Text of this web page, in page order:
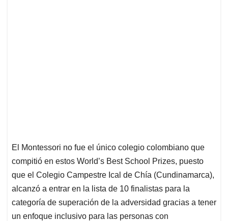
El Montessori no fue el único colegio colombiano que
compitió en estos World’s Best School Prizes, puesto
que el Colegio Campestre Ical de Chía (Cundinamarca),
alcanzó a entrar en la lista de 10 finalistas para la
categoría de superación de la adversidad gracias a tener
un enfoque inclusivo para las personas con